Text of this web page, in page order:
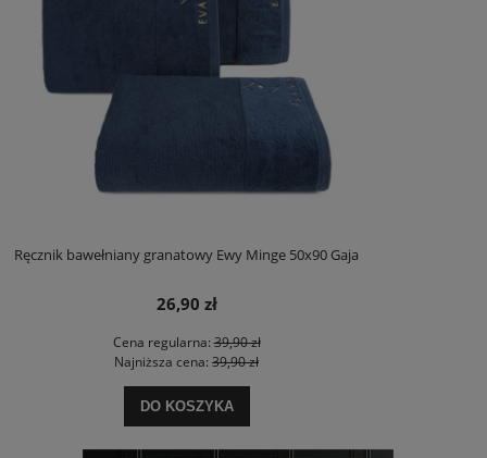
Ręcznik bawełniany granatowy Ewy Minge 50x90 Gaja
26,90 zł
Cena regularna:39,90 zł
Najniższa cena: 39,90 zł
DO KOSZYKA